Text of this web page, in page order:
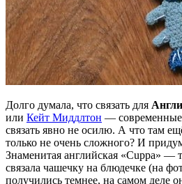
Долго думала, что связать для
или Кейт Миддлтон —
связать явно не осилю. А что там
только не очень сложного? И
Знаменитая английская «Cuppa» —
связала чашечку на блюдечке (на
получились темнее, на самом деле